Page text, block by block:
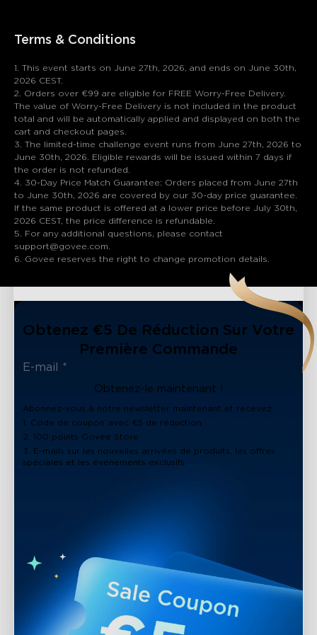
Terms & Conditions
1. This event starts on June 27th, 2026, and ends on June 30th,
2026 CEST.
2. Orders over €99 are eligible for FREE Worry-Free Delivery.
The value of Worry-Free Delivery is not included in the product
total and will be automatically applied and displayed on both the
cart and checkout pages.
3. The limited-time challenge event runs from June 27th, 2026 to
June 30th, 2026. Eligible rewards will be issued within 7 days if
the order is not refunded.
4. 30-Day Price Match Guarantee: Orders placed from June 27th
to June 30th, 2026 are covered by our 30-day price guarantee.
If the same product is offered at a lower price before July 30th,
2026 CEST, the price difference is refundable.
5. For any additional questions, please contact
support@govee.com.
6. Govee reserves the right to change promotion details.
Obtenez €5 De Réduction Sur Votre
Première Commande
Obtenez-le maintenant !
Abonnez-vous à notre newsletter maintenant et recevez :
1. Code de coupon avec €5 de réduction
2. 100 points Govee Store
3. E-mails sur les nouvelles arrivées de produits, les offres
spéciales et les événements exclusifs